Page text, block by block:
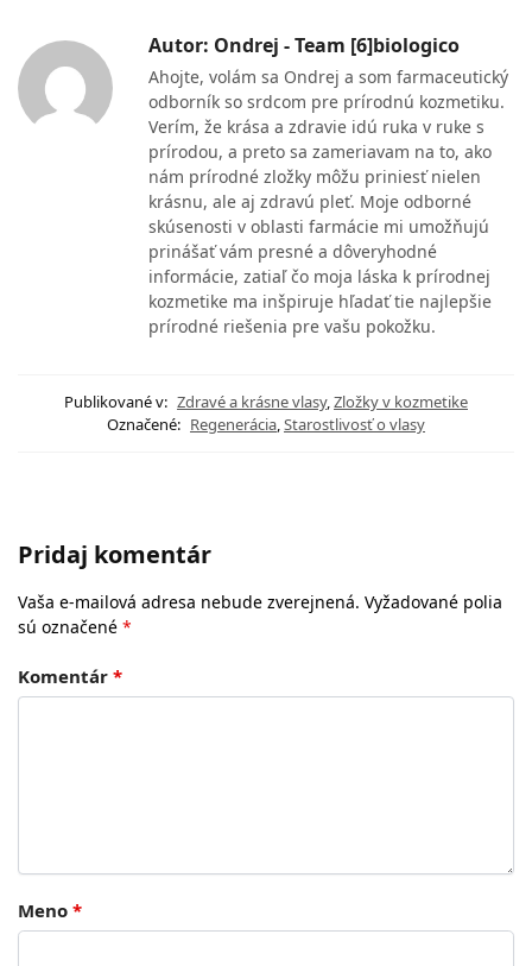
Autor: Ondrej - Team [6]biologico
Ahojte, volám sa Ondrej a som farmaceutický
odborník so srdcom pre prírodnú kozmetiku.
Verím, že krása a zdravie idú ruka v ruke s
prírodou, a preto sa zameriavam na to, ako
nám prírodné zložky môžu priniesť nielen
krásnu, ale aj zdravú pleť. Moje odborné
skúsenosti v oblasti farmácie mi umožňujú
prinášať vám presné a dôveryhodné
informácie, zatiaľ čo moja láska k prírodnej
kozmetike ma inšpiruje hľadať tie najlepšie
prírodné riešenia pre vašu pokožku.
Publikované v: Zdravé a krásne vlasy,Zložky v kozmetike
Označené: Regenerácia,Starostlivosť o vlasy
Pridaj komentár
Vaša e-mailová adresa nebude zverejnená. Vyžadované polia
sú označené *
Komentár *
Meno *